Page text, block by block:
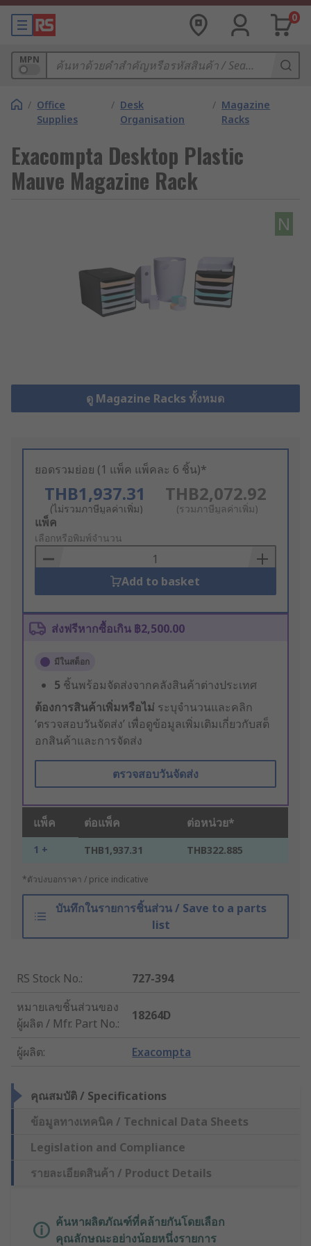
0
MPN
/ Office
Supplies
/ Desk
Organisation
/ Magazine
Racks
Exacompta Desktop Plastic
Mauve Magazine Rack
N
ดู Magazine Racks ทั้งหมด
ยอดรวมย่อย (1 แพ็ค แพ็คละ 6 ชิ้น)*
THB1,937.31
(ไม่รวมภาษีมูลค่าเพิ่ม)
THB2,072.92
(รวมภาษีมูลค่าเพิ่ม)
Add
to
Basket
แพ็ค
เลือกหรือพิมพ์จำนวน
Add to basket
ส่งฟรีหากซื้อเกิน ฿2,500.00
มีในสต็อก
5 ชิ้นพร้อมจัดส่งจากคลังสินค้าต่างประเทศ
ต้องการสินค้าเพิ่มหรือไม่ ระบุจำนวนและคลิก
‘ตรวจสอบวันจัดส่ง’ เพื่อดูข้อมูลเพิ่มเติมเกี่ยวกับสต็
อกสินค้าและการจัดส่ง
ตรวจสอบวันจัดส่ง
แพ็ค ต่อแพ็ค ต่อหน่วย*
1 + THB1,937.31 THB322.885
*ตัวบ่งบอกราคา / price indicative
บันทึกในรายการชิ้นส่วน / Save to a parts
list
RS Stock No.:
727-394
หมายเลขชิ้นส่วนของ
ผู้ผลิต / Mfr. Part No.:
18264D
ผู้ผลิต: Exacompta
คุณสมบัติ / Specifications
ข้อมูลทางเทคนิค / Technical Data Sheets
Legislation and Compliance
รายละเอียดสินค้า / Product Details
ค้นหาผลิตภัณฑ์ที่คล้ายกันโดยเลือก
คุณลักษณะอย่างน้อยหนึ่งรายการ